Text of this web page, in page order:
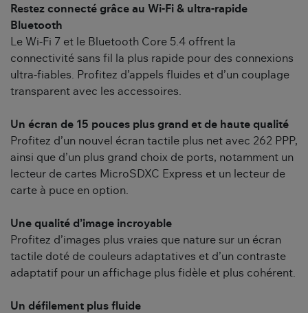
Restez connecté grâce au Wi-Fi & ultra-rapide
Bluetooth
Le Wi-Fi 7 et le Bluetooth Core 5.4 offrent la
connectivité sans fil la plus rapide pour des connexions
ultra-fiables. Profitez d’appels fluides et d’un couplage
transparent avec les accessoires.
Un écran de 15 pouces plus grand et de haute qualité
Profitez d’un nouvel écran tactile plus net avec 262 PPP,
ainsi que d’un plus grand choix de ports, notamment un
lecteur de cartes MicroSDXC Express et un lecteur de
carte à puce en option.
Une qualité d’image incroyable
Profitez d’images plus vraies que nature sur un écran
tactile doté de couleurs adaptatives et d’un contraste
adaptatif pour un affichage plus fidèle et plus cohérent.
Un défilement plus fluide